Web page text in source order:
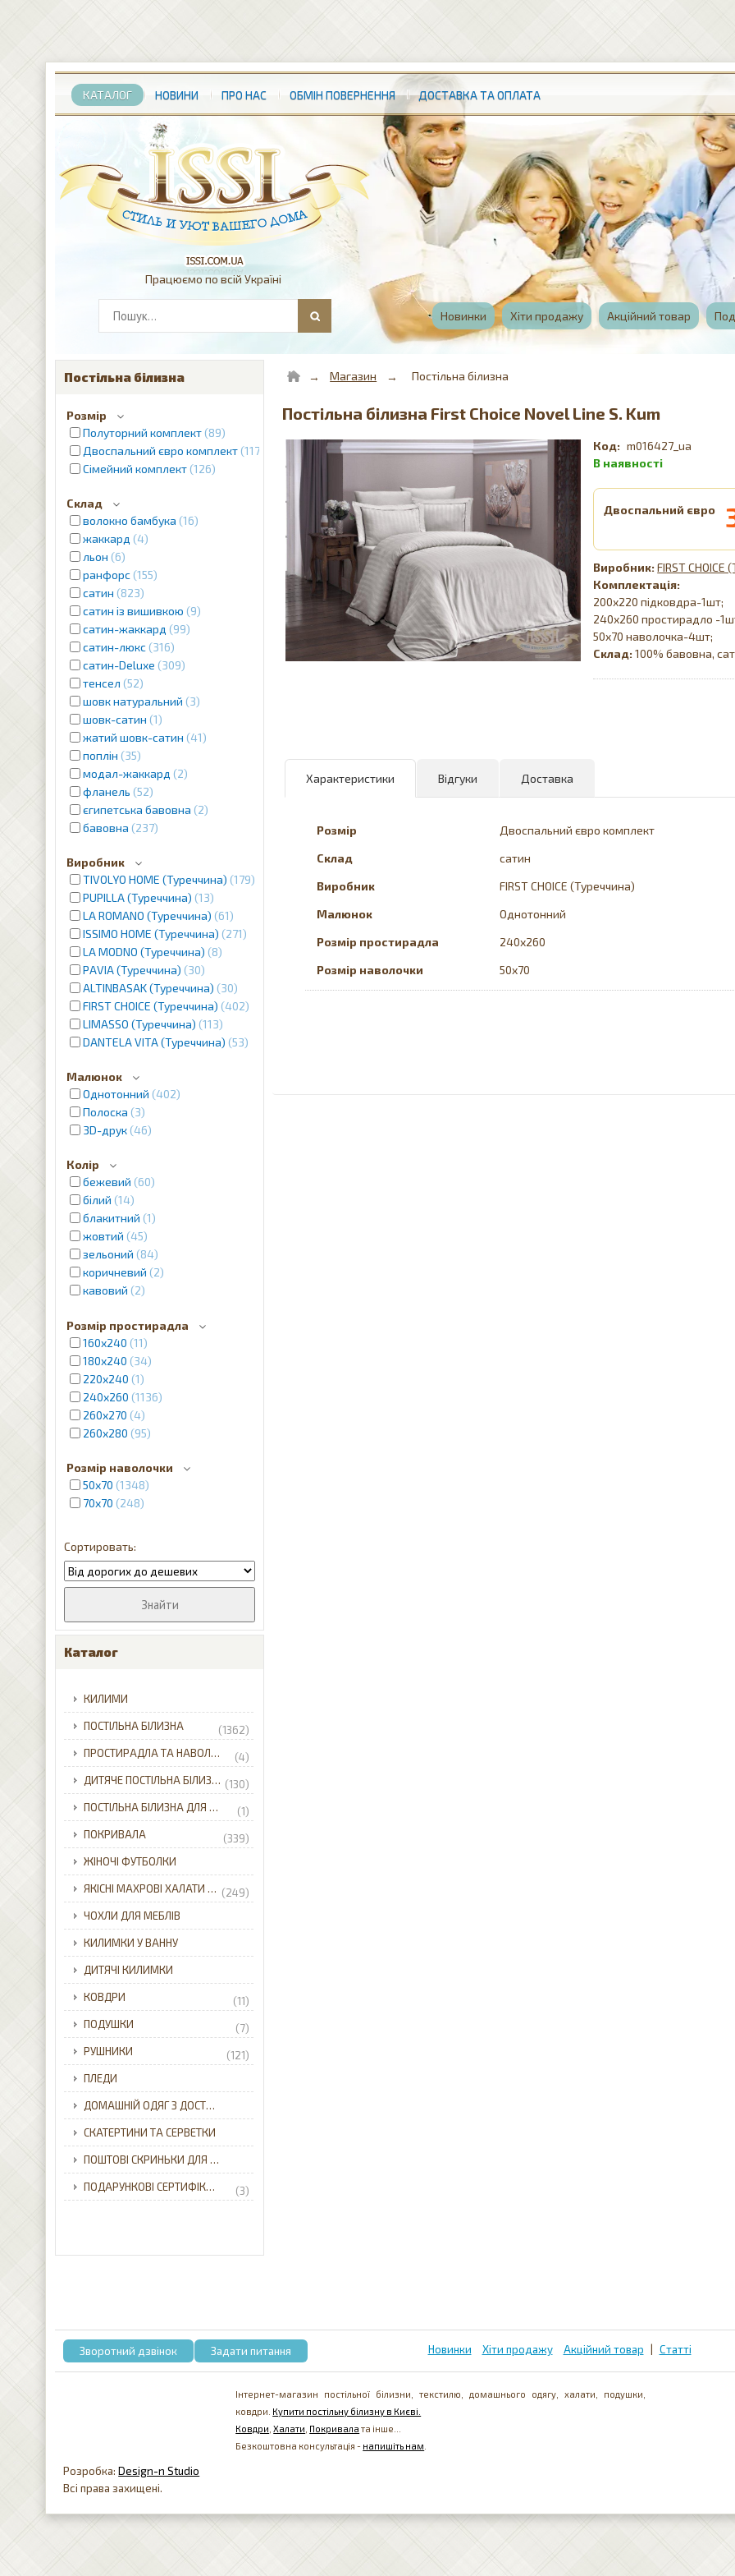
КАТАЛОГ НОВИНИ ПРО НАС ОБМІН ПОВЕРНЕННЯ ДОСТАВКА ТА ОПЛАТА
Новинки Хіти продажу Акційний товар
Працюємо по всій Україні
Постільна білизна
Розмір
Полуторний комплект 89
Двоспальний євро комплект 1179
Сімейний комплект 126
Склад
волокно бамбука 16
жаккард
4
льон 6
ранфорс 155
сатин 823
сатин із вишивкою 9
сатин-жаккард
99
сатин-люкс 316
сатин-Deluxe 309
тенсел 52
шовк натуральний 3
шовк-сатин 1
жатий шовк-сатин 41
поплін 35
модал-жаккард
2
фланель 52
єгипетська бавовна 2
бавовна 237
Виробник
TIVOLYO HOME (Туреччина) 179
PUPILLA (Туреччина) 13
LA ROMANO (Туреччина) 61
ISSIMO HOME (Туреччина) 271
LA MODNO (Туреччина) 8
PAVIA (Туреччина) 30
ALTINBASAK (Туреччина) 30
FIRST CHOICE (Туреччина) 402
LIMASSO (Туреччина) 113
DANTELA VITA (Туреччина) 53
Малюнок
Однотонний 402
Полоска 3
3D-друк 46
Колір
бежевий 60
білий 14
блакитний 1
жовтий 45
зельоний 84
коричневий 2
кавовий 2
кремовий 12
молочний 1
рожевий 2
фіолетовий
пудра 2
сріблястий
сірий 12
фіолетовий 2
чорний 5
Розмір простирадла
160х240 11
180х240 34
220х240 1
240x260 1136
260x270 4
260x280 95
Розмір наволочки
50х70 1348
70x70 248
Каталог
КИЛИМИ
ПОСТІЛЬНА БІЛИЗНА
(1362)
ПРОСТИРАДЛА ТА НАВОЛОЧКИ
(4)
ДИТЯЧЕ ПОСТІЛЬНА БІЛИЗНА (130)
ПОСТІЛЬНА БІЛИЗНА ДЛЯ НЕМОВЛЯТ
(1)
ПОКРИВАЛА
(339)
ЖІНОЧІ ФУТБОЛКИ
ЯКІСНІ МАХРОВІ ХАЛАТИ ДЛЯ ВСІЄЇ РОДИНИ З ДОСТАВКОЮ ПО УКРАЇНІ. (249)
ЧОХЛИ ДЛЯ МЕБЛІВ
КИЛИМКИ У ВАННУ
ДИТЯЧІ КИЛИМКИ
КОВДРИ
(11)
ПОДУШКИ
(7)
РУШНИКИ
(121)
ПЛЕДИ
ДОМАШНІЙ ОДЯГ З ДОСТАВКОЮ ПО УКРАЇНІ.
СКАТЕРТИНИ ТА СЕРВЕТКИ
ПОШТОВІ СКРИНЬКИ ДЛЯ ПРИВАТНОГО БУДИНКУ З ДОСТАВКОЮ ПО УКРАЇНІ.
ПОДАРУНКОВІ СЕРТИФІКАТИ (3)
Магазин Постільна білизна
Постільна білизна First Choice Novel Line S. Kum
m016427_ua
Двоспальний євро
FIRST CHOICE
Комплектація:
200х220 підковдра-1шт;
240х260 простирадло -
50х70 наволочка-4шт;
Склад:100% бавовна,
Характеристики Відгуки Доставка
Розмір
Двоспальний євро комплект
Склад
сатин
Виробник
FIRST CHOICE (Туреччина)
Малюнок
Однотонний
Розмір простирадла
240x260
Розмір наволочки
50х70
Новинки Хіти продажу Акційний товар Статті
Зворотний дзвінок Задати питання
Інтернет-магазин постільної білизни, текстилю, домашнього одягу, халати, подушки,
ковдри. Купити постільну білизну в Києві.
Ковдри ,Халати Покривала та інше...
Безкоштовна консультація - напишіть нам
Розробка:Design-n Studio
Всі права захищені.